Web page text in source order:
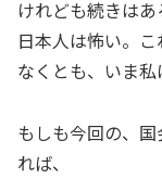
けれども続きは
日本人は怖い。
なくとも、いま私
もしも今回の、
れば、